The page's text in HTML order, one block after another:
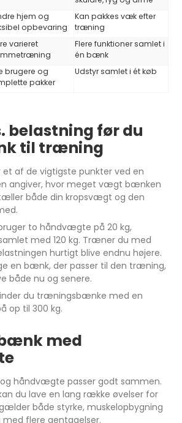
hjem og
opbevaring
Kan pakkes væk efter
træning
varieret
Flere funktioner samlet i
én bænk
brugere og
pakker
Udstyr samlet i ét køb
. belastning før du
til træning
et af de vigtigste punkter ved en
angiver, hvor meget vægt bænken
både din kropsvægt og den
to håndvægte på 20 kg,
med 120 kg. Træner du med
hurtigt blive endnu højere.
en bænk, der passer til den træning,
både nu og senere.
du træningsbænke med en
op til 300 kg.
med
håndvægte passer godt sammen.
du lave en lang række øvelser for
både styrke, muskelopbygning
flere gentagelser.